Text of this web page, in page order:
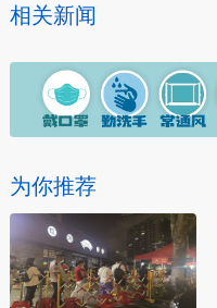
相关新闻
为你推荐